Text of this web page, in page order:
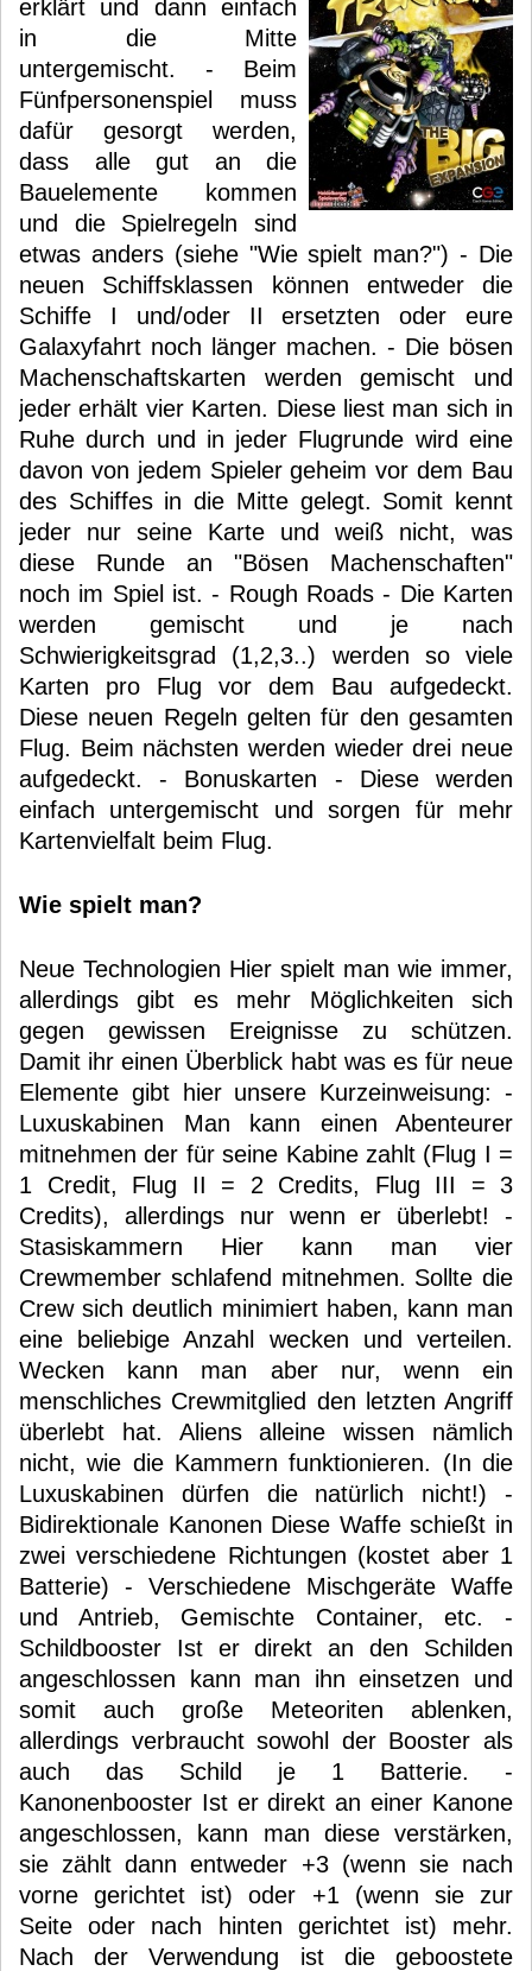
erklärt und dann einfach
in die Mitte
untergemischt. - Beim
Fünfpersonenspiel muss
dafür gesorgt werden,
dass alle gut an die
Bauelemente kommen
und die Spielregeln sind
etwas anders (siehe "Wie spielt man?") - Die
neuen Schiffsklassen können entweder die
Schiffe I und/oder II ersetzten oder eure
Galaxyfahrt noch länger machen. - Die bösen
Machenschaftskarten werden gemischt und
jeder erhält vier Karten. Diese liest man sich in
Ruhe durch und in jeder Flugrunde wird eine
davon von jedem Spieler geheim vor dem Bau
des Schiffes in die Mitte gelegt. Somit kennt
jeder nur seine Karte und weiß nicht, was
diese Runde an "Bösen Machenschaften"
noch im Spiel ist. - Rough Roads - Die Karten
werden gemischt und je nach
Schwierigkeitsgrad (1,2,3..) werden so viele
Karten pro Flug vor dem Bau aufgedeckt.
Diese neuen Regeln gelten für den gesamten
Flug. Beim nächsten werden wieder drei neue
aufgedeckt. - Bonuskarten - Diese werden
einfach untergemischt und sorgen für mehr
Kartenvielfalt beim Flug.
Wie spielt man?
Neue Technologien Hier spielt man wie immer,
allerdings gibt es mehr Möglichkeiten sich
gegen gewissen Ereignisse zu schützen.
Damit ihr einen Überblick habt was es für neue
Elemente gibt hier unsere Kurzeinweisung: -
Luxuskabinen Man kann einen Abenteurer
mitnehmen der für seine Kabine zahlt (Flug I =
1 Credit, Flug II = 2 Credits, Flug III = 3
Credits), allerdings nur wenn er überlebt! -
Stasiskammern Hier kann man vier
Crewmember schlafend mitnehmen. Sollte die
Crew sich deutlich minimiert haben, kann man
eine beliebige Anzahl wecken und verteilen.
Wecken kann man aber nur, wenn ein
menschliches Crewmitglied den letzten Angriff
überlebt hat. Aliens alleine wissen nämlich
nicht, wie die Kammern funktionieren. (In die
Luxuskabinen dürfen die natürlich nicht!) -
Bidirektionale Kanonen Diese Waffe schießt in
zwei verschiedene Richtungen (kostet aber 1
Batterie) - Verschiedene Mischgeräte Waffe
und Antrieb, Gemischte Container, etc. -
Schildbooster Ist er direkt an den Schilden
angeschlossen kann man ihn einsetzen und
somit auch große Meteoriten ablenken,
allerdings verbraucht sowohl der Booster als
auch das Schild je 1 Batterie. -
Kanonenbooster Ist er direkt an einer Kanone
angeschlossen, kann man diese verstärken,
sie zählt dann entweder +3 (wenn sie nach
vorne gerichtet ist) oder +1 (wenn sie zur
Seite oder nach hinten gerichtet ist) mehr.
Nach der Verwendung ist die geboostete